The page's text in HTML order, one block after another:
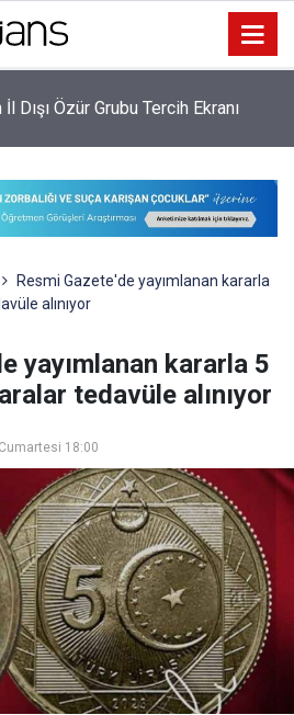
Dışı Özür Grubu Tercih Ekranı
Resmi Gazete'de yayımlanan kararla
alınıyor
yayımlanan kararla 5
tedavüle alınıyor
18:00